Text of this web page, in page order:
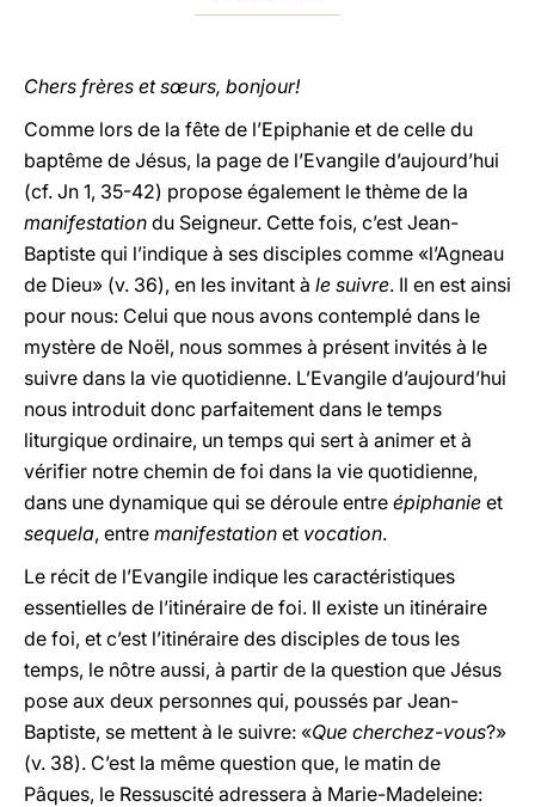
Chers frères et sœurs, bonjour!
Comme lors de la fête de l’Epiphanie et de celle du
baptême de Jésus, la page de l’Evangile d’aujourd’hui
(cf. Jn 1, 35-42) propose également le thème de la
manifestation du Seigneur. Cette fois, c’est Jean-
Baptiste qui l’indique à ses disciples comme «l’Agneau
de Dieu» (v. 36), en les invitant à le suivre. Il en est ainsi
pour nous: Celui que nous avons contemplé dans le
mystère de Noël, nous sommes à présent invités à le
suivre dans la vie quotidienne. L’Evangile d’aujourd’hui
nous introduit donc parfaitement dans le temps
liturgique ordinaire, un temps qui sert à animer et à
vérifier notre chemin de foi dans la vie quotidienne,
dans une dynamique qui se déroule entre épiphanie et
sequela, entre manifestation et vocation.
Le récit de l’Evangile indique les caractéristiques
essentielles de l’itinéraire de foi. Il existe un itinéraire
de foi, et c’est l’itinéraire des disciples de tous les
temps, le nôtre aussi, à partir de la question que Jésus
pose aux deux personnes qui, poussés par Jean-
Baptiste, se mettent à le suivre: «Que cherchez-vous?»
(v. 38). C’est la même question que, le matin de
Pâques, le Ressuscité adressera à Marie-Madeleine: